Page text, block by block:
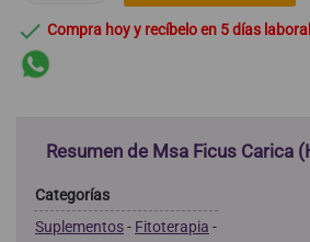
 Compra hoy y recíbelo en 5 días
Resumen de Msa Ficus Carica
Categorías
Suplementos- Fitoterapia -